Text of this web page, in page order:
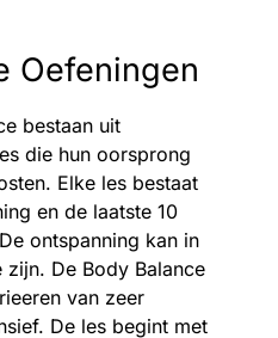
Oefeningen
bestaan uit
die hun oorsprong
Elke les bestaat
en de laatste 10
ontspanning kan in
De Body Balance
van zeer
De les begint met